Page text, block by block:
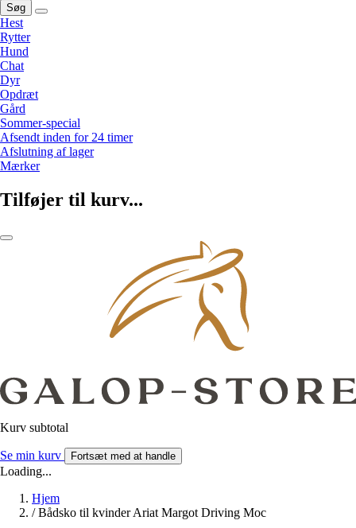
Søg
Hest
Rytter
Hund
Chat
Dyr
Opdræt
Gård
Sommer-special
Afsendt inden for 24 timer
Afslutning af lager
Mærker
Tilføjer til kurv...
Kurv subtotal
Se min kurv Fortsæt med at handle
Loading...
Hjem
/ Bådsko til kvinder Ariat Margot Driving Moc